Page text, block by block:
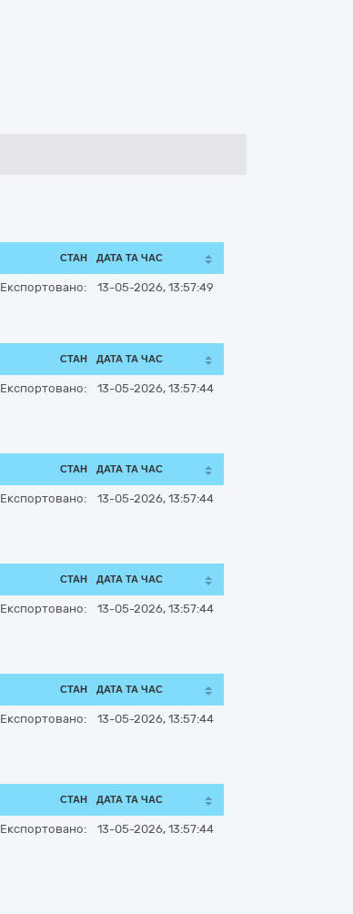
СТАН ДАТА ТА ЧАС
Експортовано: 13-05-2026, 13:57:49
СТАН ДАТА ТА ЧАС
Експортовано: 13-05-2026, 13:57:44
СТАН ДАТА ТА ЧАС
Експортовано: 13-05-2026, 13:57:44
СТАН ДАТА ТА ЧАС
Експортовано: 13-05-2026, 13:57:44
СТАН ДАТА ТА ЧАС
Експортовано: 13-05-2026, 13:57:44
СТАН ДАТА ТА ЧАС
Експортовано: 13-05-2026, 13:57:44